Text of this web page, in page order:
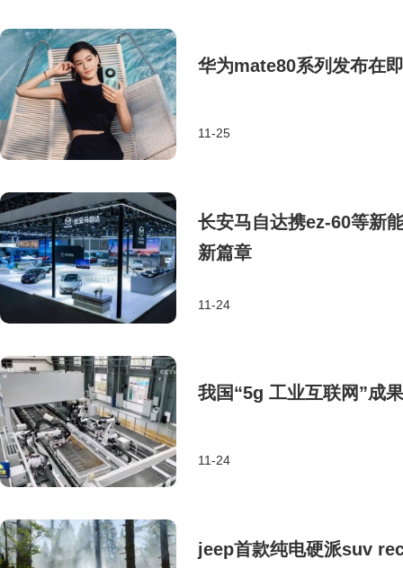
华为mate80系列发布在
11-25
长安马自达携ez-60等新
新篇章
11-24
我国“5g 工业互联网”成
11-24
jeep首款纯电硬派suv